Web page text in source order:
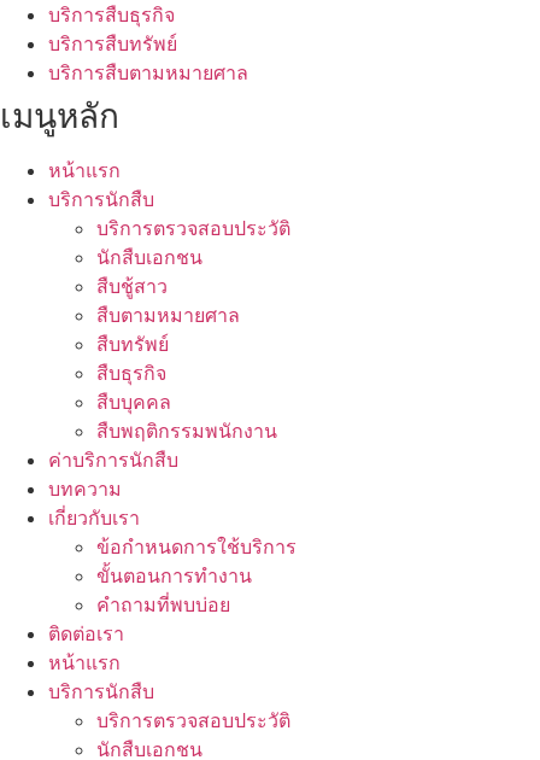
บริการสืบธุรกิจ
บริการสืบทรัพย์
บริการสืบตามหมายศาล
เมนูหลัก
หน้าแรก
บริการนักสืบ
บริการตรวจสอบประวัติ
นักสืบเอกชน
สืบชู้สาว
สืบตามหมายศาล
สืบทรัพย์
สืบธุรกิจ
สืบบุคคล
สืบพฤติกรรมพนักงาน
ค่าบริการนักสืบ
บทความ
เกี่ยวกับเรา
ข้อกำหนดการใช้บริการ
ขั้นตอนการทำงาน
คำถามที่พบบ่อย
ติดต่อเรา
หน้าแรก
บริการนักสืบ
บริการตรวจสอบประวัติ
นักสืบเอกชน